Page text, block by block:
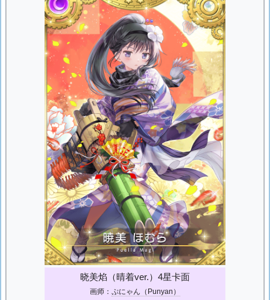
晓美焰（晴着ver.）4星卡面
画师： ぷにゃん（Punyan）